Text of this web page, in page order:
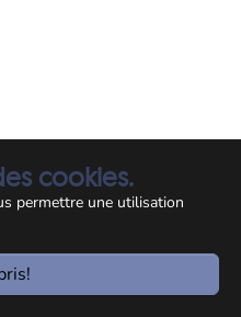
cookies.
permettre une utilisation